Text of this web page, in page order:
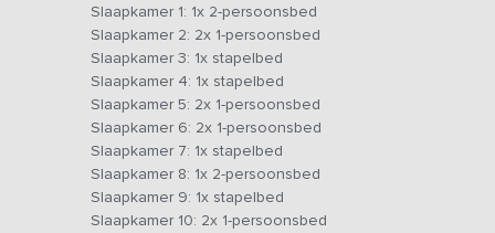
De accommodatie is volledig gelijkvloers en beschikt
stapelbedden, de overige kamers beschikken over 1-
zijn voorzien van een douche en wastafel, waarbij de
kinderbedjes bij te plaatsen. De slaapkamers zijn ruim,
aangename slaapplek te voorzien.
Naast alle inbegrepen parkfaciliteiten beschik je ook
is het bij mooi weer goed vertoeven, de barbecue staat
maakt dat kinderen zich uitstekend kunnen vermaken
Slaapkamer 1: 1x 2-persoonsbed
Slaapkamer 2: 2x 1-persoonsbed
Slaapkamer 3: 1x stapelbed
Slaapkamer 4: 1x stapelbed
Slaapkamer 5: 2x 1-persoonsbed
Slaapkamer 6: 2x 1-persoonsbed
Slaapkamer 7: 1x stapelbed
Slaapkamer 8: 1x 2-persoonsbed
Slaapkamer 9: 1x stapelbed
Slaapkamer 10: 2x 1-persoonsbed